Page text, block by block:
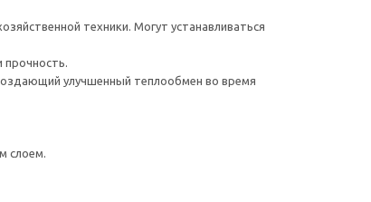
техники. Могут устанавливаться
прочность.
улучшенный теплообмен во время
слоем.